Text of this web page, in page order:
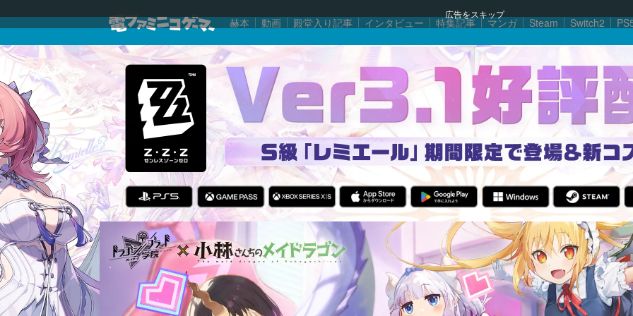
広告をスキップ
赫本 動画 殿堂入り記事 インタビュー 特集記事 マンガ Steam Switch2